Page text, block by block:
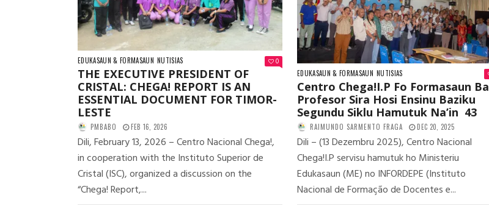
EDUKASAUN & FORMASAUN NUTISIAS 0
THE EXECUTIVE PRESIDENT OF
CRISTAL: CHEGA! REPORT IS AN
ESSENTIAL DOCUMENT FOR TIMOR-
LESTE
PMBABO FEB 16, 2026
Dili, February 13, 2026 – Centro Nacional Chega!,
in cooperation with the Instituto Superior de
Cristal (ISC), organized a discussion on the
“Chega! Report,...
EDUKASAUN & FORMASAUN NUTISIAS
Centro Chega!I.P Fo Formasaun Ba
Profesor Sira Hosi Ensinu Baziku
Segundu Siklu Hamutuk Na’in 43
RAIMUNDO SARMENTO FRAGA DEC 20, 2025
Dili – (13 Dezembru 2025), Centro Nacional
Chega!I.P servisu hamutuk ho Ministeriu
Edukasaun (ME) no INFORDEPE (Instituto
Nacional de Formação de Docentes e...